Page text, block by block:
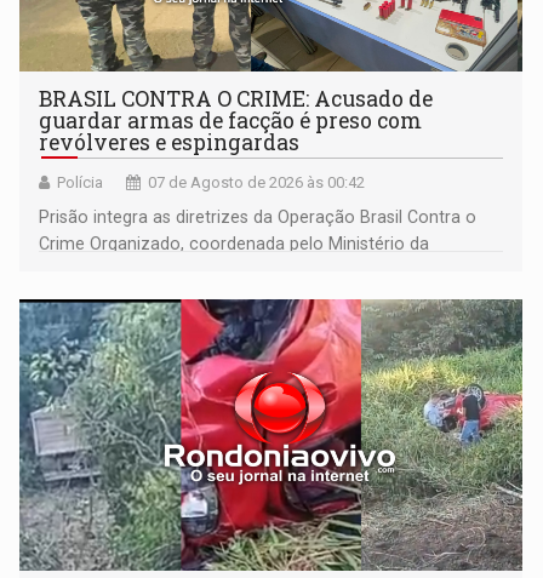
BRASIL CONTRA O CRIME: Acusado de
guardar armas de facção é preso com
revólveres e espingardas
Polícia 07 de Agosto de 2026 às 00:42
Prisão integra as diretrizes da Operação Brasil Contra o
Crime Organizado, coordenada pelo Ministério da